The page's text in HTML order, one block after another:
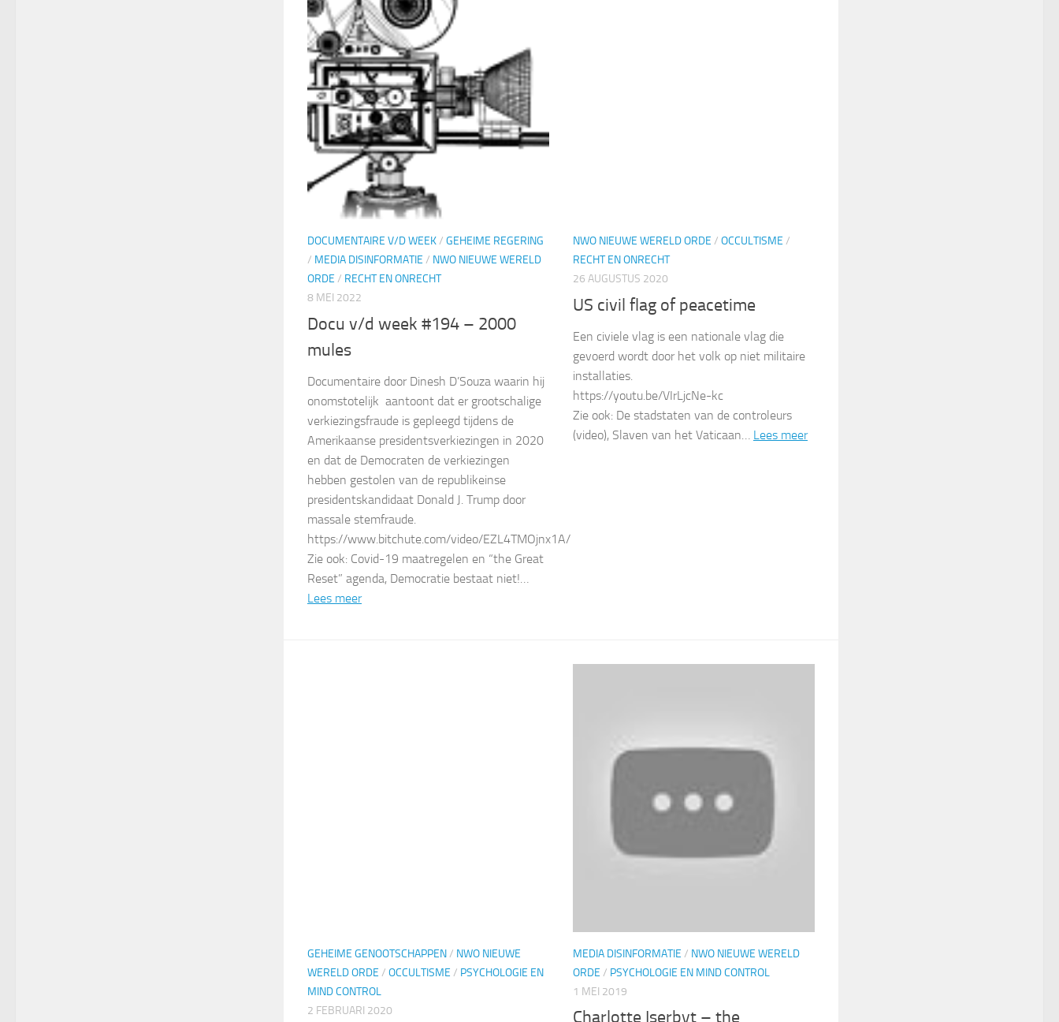
DOCUMENTAIRE V/D WEEK/ GEHEIME REGERING
/ MEDIA DISINFORMATIE / NWO NIEUWE WERELD
ORDE / RECHT EN ONRECHT
8 MEI 2022
Docu v/d week #194 – 2000
mules
Documentaire door Dinesh D’Souza waarin hij
onomstotelijk aantoont dat er grootschalige
verkiezingsfraude is gepleegd tijdens de
Amerikaanse presidentsverkiezingen in 2020
en dat de Democraten de verkiezingen
hebben gestolen van de republikeinse
presidentskandidaat Donald J. Trump door
massale stemfraude.
https://www.bitchute.com/video/EZL4TMOjnx1A/
Zie ook: Covid-19 maatregelen en “the Great
Reset” agenda, Democratie bestaat niet!…
Lees meer
NWO NIEUWE WERELD ORDE / OCCULTISME /
RECHT EN ONRECHT
26 AUGUSTUS 2020
US civil flag of peacetime
Een civiele vlag is een nationale vlag die
gevoerd wordt door het volk op niet militaire
installaties.
https://youtu.be/VIrLjcNe-kc
Zie ook: De stadstaten van de controleurs
(video), Slaven van het Vaticaan… Lees meer
GEHEIME GENOOTSCHAPPEN/ NWO NIEUWE
WERELD ORDE / OCCULTISME / PSYCHOLOGIE EN
MIND CONTROL
2 FEBRUARI 2020
MEDIA DISINFORMATIE / NWO NIEUWE WERELD
ORDE / PSYCHOLOGIE EN MIND CONTROL
1 MEI 2019
Charlotte Iserbyt – the